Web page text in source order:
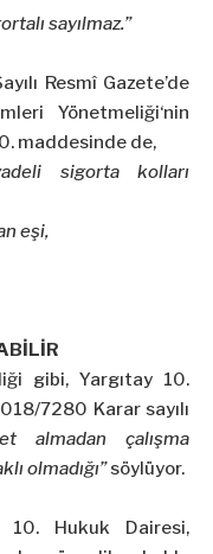
sayılmaz.”
Resmî Gazete’de
Yönetmeliği‘nin
maddesinde de,
sigorta kolları
eşi,
gibi, Yargıtay 10.
7280 Karar sayılı
almadan çalışma
olmadığı”söylüyor.
10. Hukuk Dairesi,